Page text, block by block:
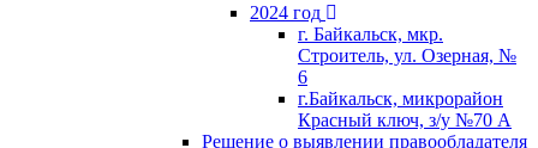
2024 год
г. Байкальск, мкр.
Строитель, ул. Озерная, №
6
г.Байкальск, микрорайон
Красный ключ, з/у №70 А
Решение о выявлении правообладателя